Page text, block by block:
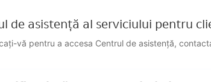
de asistență al serviciului pentru
vă pentru a accesa Centrul de asistență,